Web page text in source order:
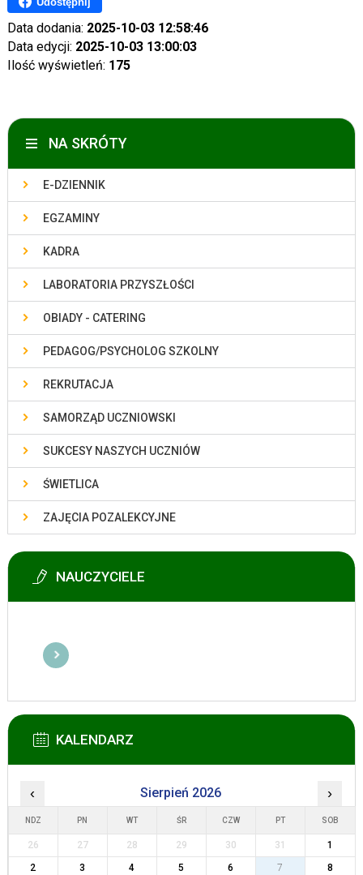
Data dodania: 2025-10-03 12:58:46
Data edycji: 2025-10-03 13:00:03
Ilość wyświetleń: 175
NA SKRÓTY
E-DZIENNIK
EGZAMINY
KADRA
LABORATORIA PRZYSZŁOŚCI
OBIADY - CATERING
PEDAGOG/PSYCHOLOG SZKOLNY
REKRUTACJA
SAMORZĄD UCZNIOWSKI
SUKCESY NASZYCH UCZNIÓW
ŚWIETLICA
ZAJĘCIA POZALEKCYJNE
NAUCZYCIELE
KALENDARZ
‹ Sierpień 2026 ›
NDZ PN WT ŚR CZW PT SOB
26 27 28 29 30 31
1
2
3 4 5 6 7
8